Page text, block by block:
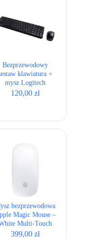
Bezprzewodowy
klawiatura +
mysz Logitech
MK220
120,00 zł
bezprzewodowa
Magic Mouse –
Multi-Touch
Surface USB-C
399,00 zł